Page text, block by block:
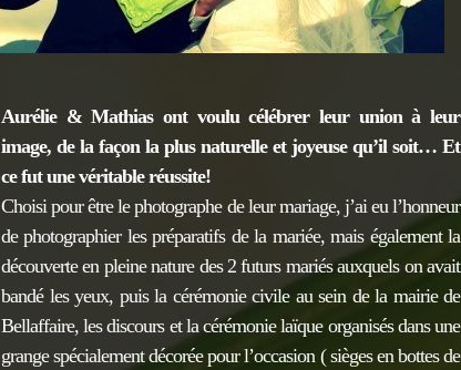
Aurélie & Mathias ont voulu célébrer leur union à leur
image, de la façon la plus naturelle et joyeuse qu’il soit… Et
ce fut une véritable réussite!
Choisi pour être le photographe de leur mariage, j’ai eu l’honneur
de photographier les préparatifs de la mariée, mais également la
découverte en pleine nature des 2 futurs mariés auxquels on avait
bandé les yeux, puis la cérémonie civile au sein de la mairie de
Bellaffaire, les discours et la cérémonie laïque organisés dans une
grange spécialement décorée pour l’occasion ( sièges en bottes de